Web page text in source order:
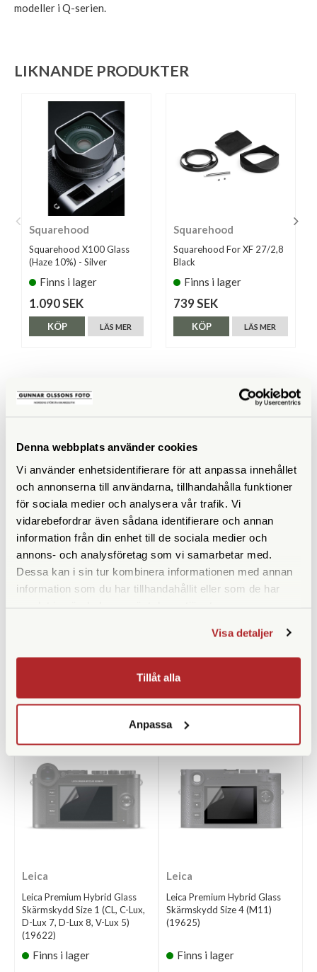
Denna webbplats använder cookies
Vi använder enhetsidentifierare för att anpassa innehållet
och annonserna till användarna, tillhandahålla funktioner
för sociala medier och analysera vår trafik. Vi
vidarebefordrar även sådana identifierare och annan
information från din enhet till de sociala medier och
annons- och analysföretag som vi samarbetar med.
Dessa kan i sin tur kombinera informationen med annan
information som du har tillhandahållit eller som de har
Visa detaljer
Tillåt alla
Anpassa
modeller i Q-serien.
LIKNANDE PRODUKTER
Squarehood
Squarehood X100 Glass
(Haze 10%) - Silver
Finns i lager
1.090 SEK
LÄS MER
KÖP
Squarehood
Squarehood For XF 27/2,8
Black
Finns i lager
739 SEK
LÄS MER
KÖP
Leica
Finns i lager
LÄS MER
KÖP
Leica
Skärmskydd Size 3 (SL2, SL3)
Finns i lager
350 SEK
LÄS MER
KÖP
Leica
Leica Premium Hybrid Glass
Skärmskydd Size 1 (CL, C-Lux,
D-Lux 7, D-Lux 8, V-Lux 5)
(19622)
Finns i lager
Leica
Leica Premium Hybrid Glass
Skärmskydd Size 4 (M11)
(19625)
Finns i lager